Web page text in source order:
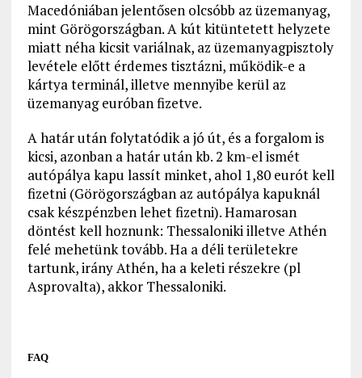
Macedóniában jelentősen olcsóbb az üzemanyag,
mint Görögországban. A kút kitüntetett helyzete
miatt néha kicsit variálnak, az üzemanyagpisztoly
levétele előtt érdemes tisztázni, működik-e a
kártya terminál, illetve mennyibe kerül az
üzemanyag euróban fizetve.
A határ után folytatódik a jó út, és a forgalom is
kicsi, azonban a határ után kb. 2 km-el ismét
autópálya kapu lassít minket, ahol 1,80 eurót kell
fizetni (Görögországban az autópálya kapuknál
csak készpénzben lehet fizetni). Hamarosan
döntést kell hoznunk: Thessaloniki illetve Athén
felé mehetünk tovább. Ha a déli területekre
tartunk, irány Athén, ha a keleti részekre (pl
Asprovalta), akkor Thessaloniki.
FAQ